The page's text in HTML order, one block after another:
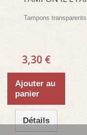
Tampons
3,30 €
Ajouter au
panier
Détails